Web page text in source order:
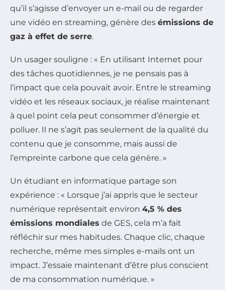
qu’il s’agisse d’envoyer un e-mail ou de regarder
une vidéo en streaming, génère des émissions de
gaz à effet de serre.
Un usager souligne : « En utilisant Internet pour
des tâches quotidiennes, je ne pensais pas à
l’impact que cela pouvait avoir. Entre le streaming
vidéo et les réseaux sociaux, je réalise maintenant
à quel point cela peut consommer d’énergie et
polluer. Il ne s’agit pas seulement de la qualité du
contenu que je consomme, mais aussi de
l’empreinte carbone que cela génère. »
Un étudiant en informatique partage son
expérience : « Lorsque j’ai appris que le secteur
numérique représentait environ 4,5 % des
émissions mondiales de GES, cela m’a fait
réfléchir sur mes habitudes. Chaque clic, chaque
recherche, même mes simples e-mails ont un
impact. J’essaie maintenant d’être plus conscient
de ma consommation numérique. »